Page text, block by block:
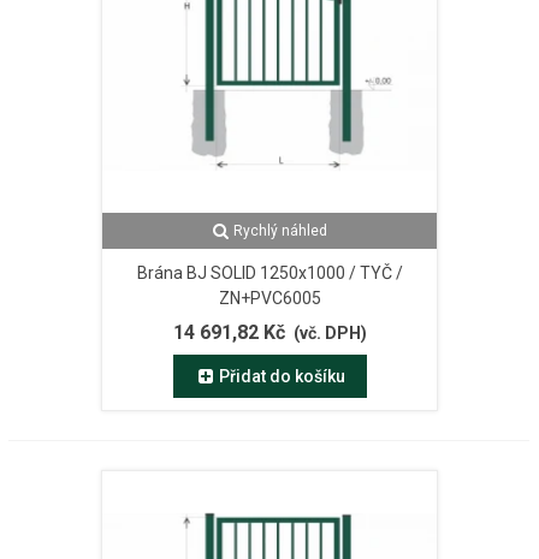
Rychlý náhled
Brána BJ SOLID 1250x1000 / TYČ /
ZN+PVC6005
14 691,82 Kč (vč. DPH)
Přidat do košíku